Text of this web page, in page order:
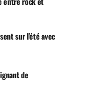
sur l’été avec
de